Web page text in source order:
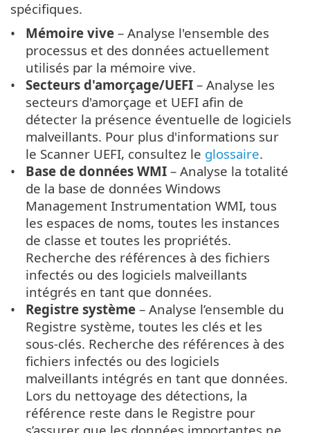
spécifiques.
Mémoire vive – Analyse l'ensemble des
processus et des données actuellement
utilisés par la mémoire vive.
Secteurs d'amorçage/UEFI – Analyse les
secteurs d'amorçage et UEFI afin de
détecter la présence éventuelle de logiciels
malveillants. Pour plus d'informations sur
le Scanner UEFI, consultez le glossaire.
Base de données WMI – Analyse la totalité
de la base de données Windows
Management Instrumentation WMI, tous
les espaces de noms, toutes les instances
de classe et toutes les propriétés.
Recherche des références à des fichiers
infectés ou des logiciels malveillants
intégrés en tant que données.
Registre système – Analyse l’ensemble du
Registre système, toutes les clés et les
sous-clés. Recherche des références à des
fichiers infectés ou des logiciels
malveillants intégrés en tant que données.
Lors du nettoyage des détections, la
référence reste dans le Registre pour